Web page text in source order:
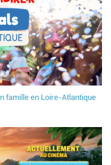
famille en Loire-Atlantique